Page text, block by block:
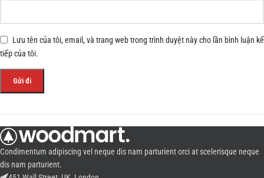
Lưu tên của tôi, email, và trang web trong trình duyệt này cho lần bình luận kế
tiếp của tôi.
Condimentum adipiscing vel neque dis nam parturient orci at scelerisque neque
dis nam parturient.